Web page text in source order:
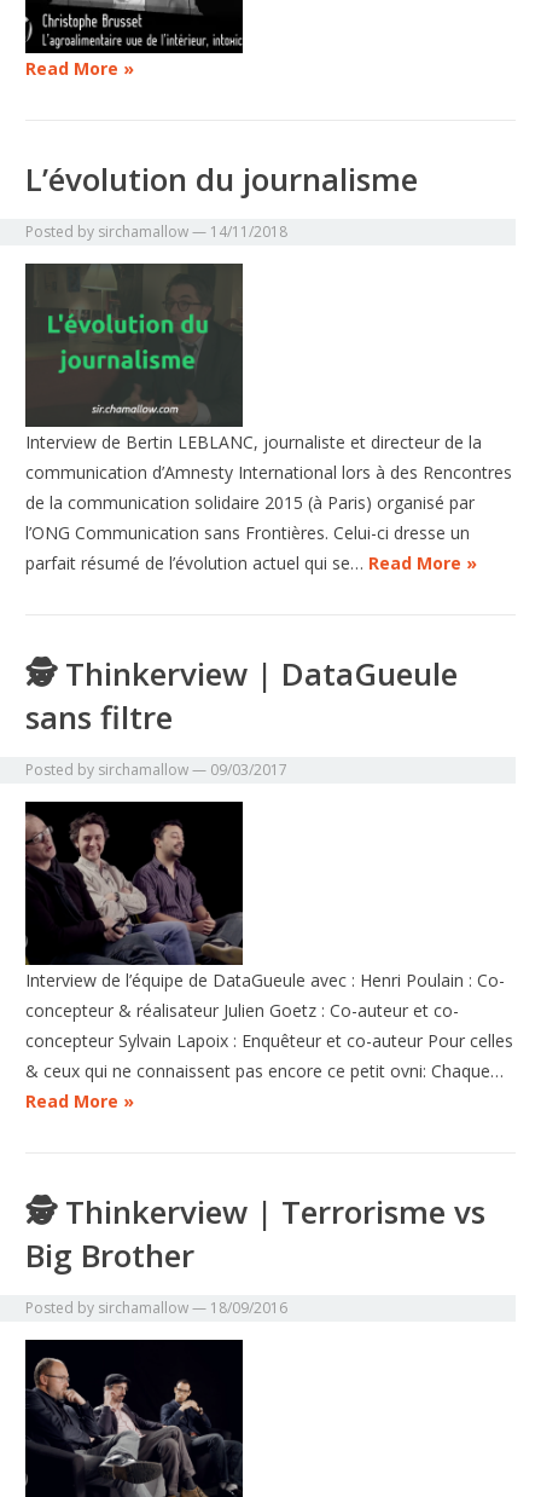
Read More »
L’évolution du journalisme
Posted by sirchamallow— 14/11/2018
Interview de Bertin LEBLANC, journaliste et directeur de la
communication d’Amnesty International lors à des Rencontres
de la communication solidaire 2015 (à Paris) organisé par
l’ONG Communication sans Frontières. Celui-ci dresse un
parfait résumé de l’évolution actuel qui se… Read More »
🕵 Thinkerview | DataGueule
sans filtre
Posted by sirchamallow— 09/03/2017
Interview de l’équipe de DataGueule avec : Henri Poulain : Co-
concepteur & réalisateur Julien Goetz : Co-auteur et co-
concepteur Sylvain Lapoix : Enquêteur et co-auteur Pour celles
& ceux qui ne connaissent pas encore ce petit ovni: Chaque…
Read More »
🕵 Thinkerview | Terrorisme vs
Big Brother
Posted by sirchamallow— 18/09/2016